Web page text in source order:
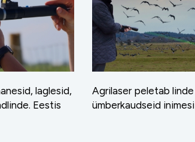
laglesid,
Eestis
Agrilaser peletab
ümberkaudseid